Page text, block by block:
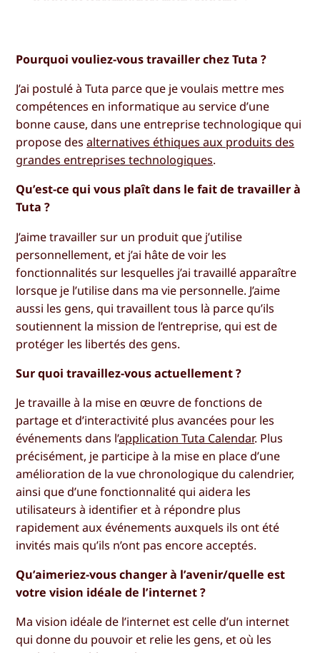
Pourquoi vouliez-vous travailler chez Tuta ?
J’ai postulé à Tuta parce que je voulais mettre mes
compétences en informatique au service d’une
bonne cause, dans une entreprise technologique qui
propose desalternatives éthiques aux produits des
grandes entreprises technologiques.
Qu’est-ce qui vous plaît dans le fait de travailler à
Tuta ?
J’aime travailler sur un produit que j’utilise
personnellement, et j’ai hâte de voir les
fonctionnalités sur lesquelles j’ai travaillé apparaître
lorsque je l’utilise dans ma vie personnelle. J’aime
aussi les gens, qui travaillent tous là parce qu’ils
soutiennent la mission de l’entreprise, qui est de
protéger les libertés des gens.
Sur quoi travaillez-vous actuellement ?
Je travaille à la mise en œuvre de fonctions de
partage et d’interactivité plus avancées pour les
événements dans l’application Tuta Calendar. Plus
précisément, je participe à la mise en place d’une
amélioration de la vue chronologique du calendrier,
ainsi que d’une fonctionnalité qui aidera les
utilisateurs à identifier et à répondre plus
rapidement aux événements auxquels ils ont été
invités mais qu’ils n’ont pas encore acceptés.
Qu’aimeriez-vous changer à l’avenir/quelle est
votre vision idéale de l’internet ?
Ma vision idéale de l’internet est celle d’un internet
qui donne du pouvoir et relie les gens, et où les